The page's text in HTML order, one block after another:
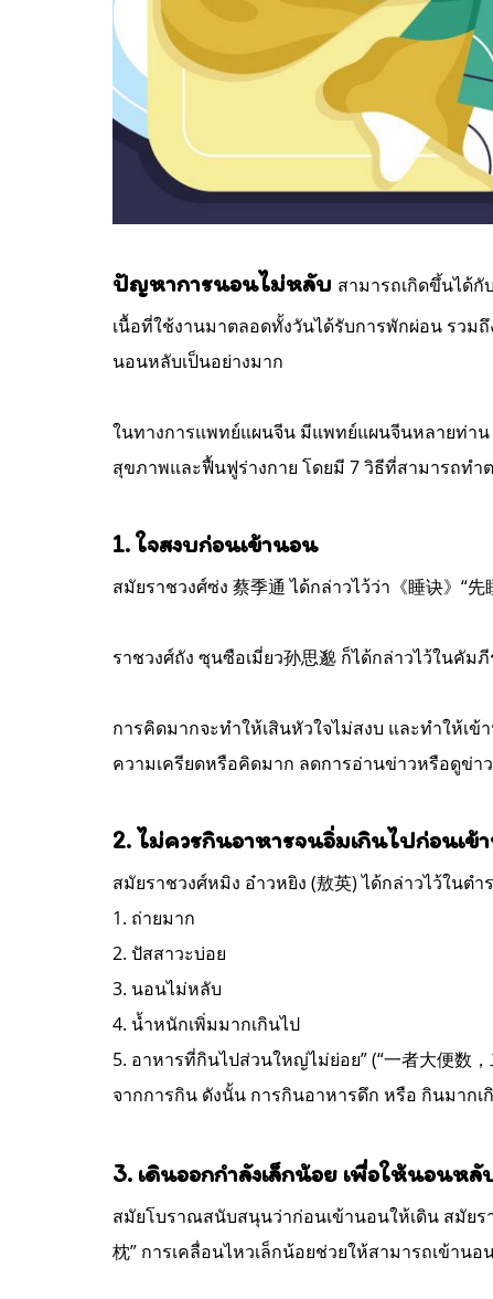
ปัญหาการนอนไม่หลับ สามารถเกิดขึ้นได้
เนื้อที่ใช้งานมาตลอดทั้งวันได้รับการพักผ่อน รวม
นอนหลับเป็นอย่างมาก
ในทางการแพทย์แผนจีน มีแพทย์แผนจีนหลายท่า
สุขภาพและฟื้นฟูร่างกาย โดยมี 7 วิธีที่สามารถทำ
1. ใจสงบก่อนเข้านอน
สมัยราชวงศ์ซ่ง 蔡季通 ได้กล่าวไว้ว่า《睡诀》“先
ราชวงศ์ถัง ซุนซือเมี่ยว孙思邈 ก็ได้กล่าวไว้ในคัมภี
การคิดมากจะทำให้เสินหัวใจไม่สงบ และทำให้เ
ความเครียดหรือคิดมาก ลดการอ่านข่าวหรือดูข่า
2. ไม่ควรกินอาหารจนอิ่มเกินไปก่อนเข้
สมัยราชวงศ์หมิง อ๋าวหยิง (敖英) ได้กล่าวไว้ในต
1. ถ่ายมาก
2. ปัสสาวะบ่อย
3. นอนไม่หลับ
4. น้ำหนักเพิ่มมากเกินไป
5. อาหารที่กินไปส่วนใหญ่ไม่ย่อย” (“一者大便数
จากการกิน ดังนั้น การกินอาหารดึก หรือ กินมาก
3. เดินออกกำลังเล็กน้อย เพื่อให้นอนห
สมัยโบราณสนับสนุนว่าก่อนเข้านอนให้เดิน สมัยร
枕” การเคลื่อนไหวเล็กน้อยช่วยให้สามารถเข้าน